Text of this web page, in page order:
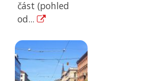
část (pohled
od...